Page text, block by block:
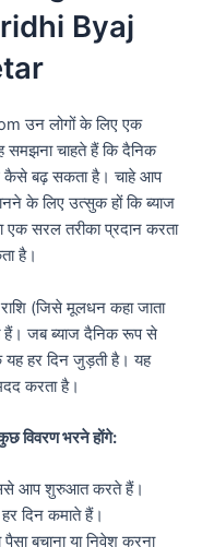
Byaj
उन लोगों के लिए एक
समझना चाहते हैं कि दैनिक
कैसे बढ़ सकता है। चाहे आप
के लिए उत्सुक हों कि ब्याज
सरल तरीका प्रदान करता
है।
(जिसे मूलधन कहा जाता
हैं। जब ब्याज दैनिक रूप से
यह हर दिन जुड़ती है। यह
करता है।
विवरण भरने होंगे:
आप शुरुआत करते हैं।
दिन कमाते हैं।
बचाना या निवेश करना